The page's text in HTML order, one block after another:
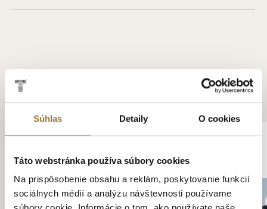
Súhlas Detaily O cookies
Táto webstránka používa súbory cookies
Na prispôsobenie obsahu a reklám, poskytovanie funkcií
sociálnych médií a analýzu návštevnosti používame
ZÁKAZNÍCI KÚPILI AJ